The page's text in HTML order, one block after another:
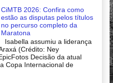
CiMTB 2026: Confira como
estão as disputas pelos títulos
no percurso completo da
Maratona
Isabella assumiu a liderança
(Crédito: Ney
Decisão da atual
Copa Internacional de